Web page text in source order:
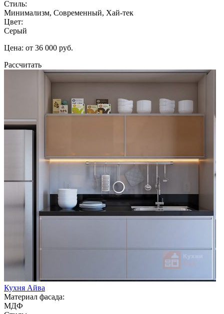
Стиль:
Минимализм, Современный, Хай-тек
Цвет:
Серый
Цена: от 36 000 руб.
Рассчитать
Кухня Айва
Материал фасада:
МДФ